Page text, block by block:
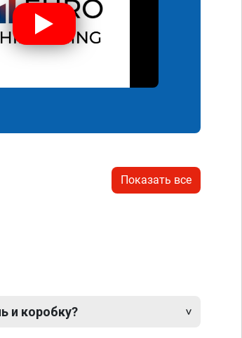
Показать все
и коробку?